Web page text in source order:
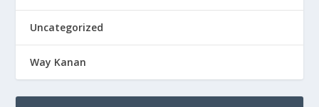
Uncategorized
Way Kanan